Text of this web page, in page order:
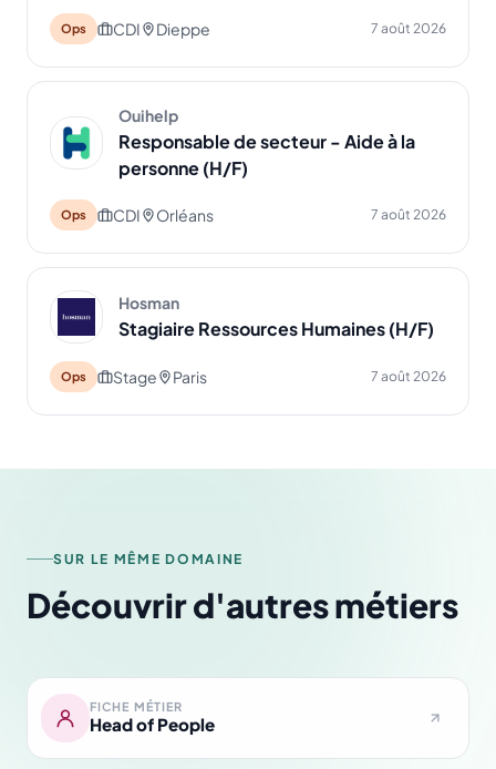
Ops CDI Dieppe 7 août 2026
Ouihelp
Responsable de secteur - Aide à la
personne (H/F)
Ops CDI Orléans 7 août 2026
Hosman
Stagiaire Ressources Humaines (H/F)
Ops Stage Paris 7 août 2026
SUR LE MÊME DOMAINE
Découvrir d'autres métiers
FICHE MÉTIER
Head of People